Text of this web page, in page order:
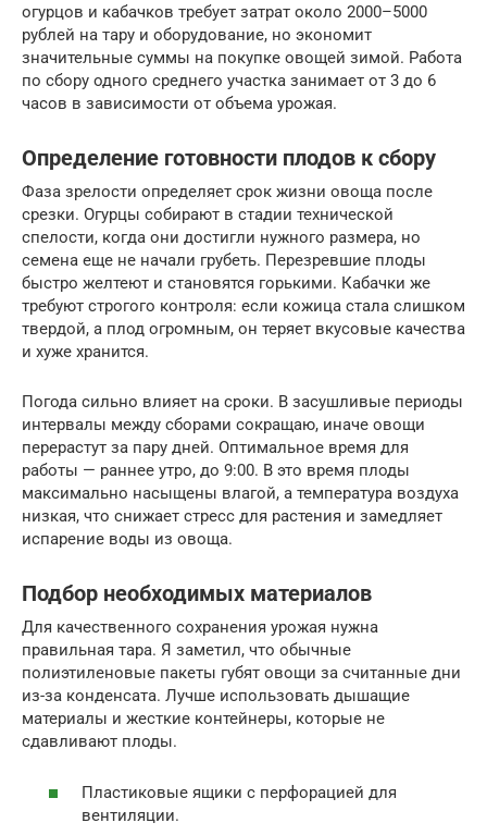
огурцов и кабачков требует затрат около 2000–5000
рублей на тару и оборудование, но экономит
значительные суммы на покупке овощей зимой. Работа
по сбору одного среднего участка занимает от 3 до 6
часов в зависимости от объема урожая.
Определение готовности плодов к сбору
Фаза зрелости определяет срок жизни овоща после
срезки. Огурцы собирают в стадии технической
спелости, когда они достигли нужного размера, но
семена еще не начали грубеть. Перезревшие плоды
быстро желтеют и становятся горькими. Кабачки же
требуют строгого контроля: если кожица стала слишком
твердой, а плод огромным, он теряет вкусовые качества
и хуже хранится.
Погода сильно влияет на сроки. В засушливые периоды
интервалы между сборами сокращаю, иначе овощи
перерастут за пару дней. Оптимальное время для
работы — раннее утро, до 9:00. В это время плоды
максимально насыщены влагой, а температура воздуха
низкая, что снижает стресс для растения и замедляет
испарение воды из овоща.
Подбор необходимых материалов
Для качественного сохранения урожая нужна
правильная тара. Я заметил, что обычные
полиэтиленовые пакеты губят овощи за считанные дни
из-за конденсата. Лучше использовать дышащие
материалы и жесткие контейнеры, которые не
сдавливают плоды.
Пластиковые ящики с перфорацией для
вентиляции.